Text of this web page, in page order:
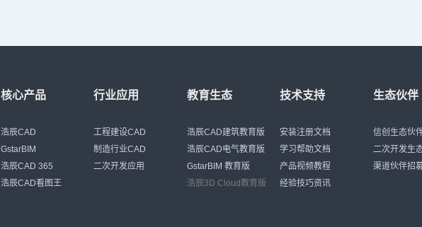
核心产品
浩辰CAD
GstarBIM
浩辰CAD 365
浩辰CAD看图王
行业应用
工程建设CAD
制造行业CAD
二次开发应用
教育生态
浩辰CAD建筑教育版
浩辰CAD电气教育版
GstarBIM 教育版
浩辰3D Cloud教育版
技术支持
安装注册文档
学习帮助文档
产品视频教程
经验技巧资讯
生态伙伴
信创生态伙
二次开发生
渠道伙伴招